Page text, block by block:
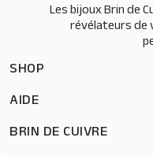
Les bijoux Brin de
révélateurs
SHOP
AIDE
BRIN DE CUIVRE